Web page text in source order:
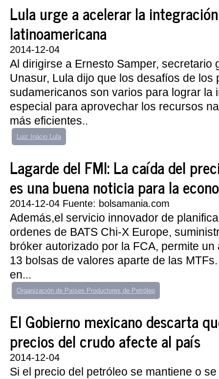
Lula urge a acelerar la integración
latinoamericana
2014-12-04
Al dirigirse a Ernesto Samper, secretario
Unasur, Lula dijo que los desafíos de los
sudamericanos son varios para lograr la
especial para aprovechar los recursos
más eficientes..
Luiz Inácio Lula
Lagarde del FMI: La caída del
es una buena noticia para la
2014-12-04 Fuente: bolsamania.com
Además,el servicio innovador de
ordenes de BATS Chi-X Europe,
bróker autorizado por la FCA, permite
13 bolsas de valores aparte de las
en...
Organización de Países Productores de Petróleo
El Gobierno mexicano descarta
precios del crudo afecte al país
2014-12-04
Si el precio del petróleo se mantiene o